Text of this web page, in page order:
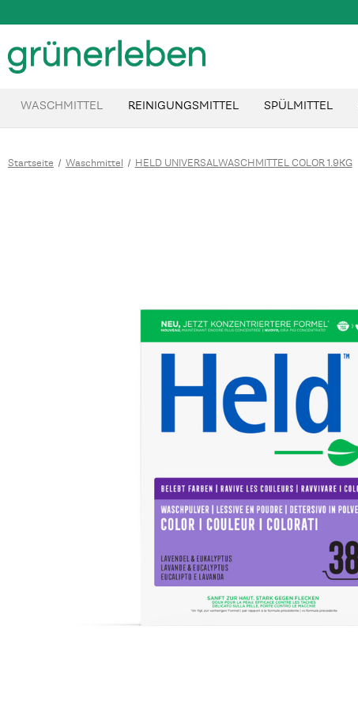
WASCHMITTEL REINIGUNGSMITTEL SPÜLMITTEL
Startseite Waschmittel HELD UNIVERSALWASCHMITTEL COLOR 1.9KG